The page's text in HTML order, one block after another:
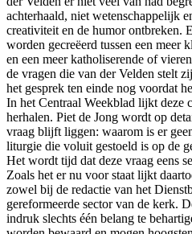
achterhaald, niet wetenschappelijk
creativiteit en de humor ontbreken.
worden gecreëerd tussen een meer
en een meer katholiserende of
de vragen die van der Velden stelt
het gesprek ten einde nog voordat
In het Centraal Weekblad lijkt deze
herhalen. Piet de Jong wordt op
vraag blijft liggen: waarom is er
liturgie die voluit gestoeld is op de
Het wordt tijd dat deze vraag eens
Zoals het er nu voor staat lijkt
zowel bij de redactie van het
gereformeerde sector van de kerk.
indruk slechts één belang te